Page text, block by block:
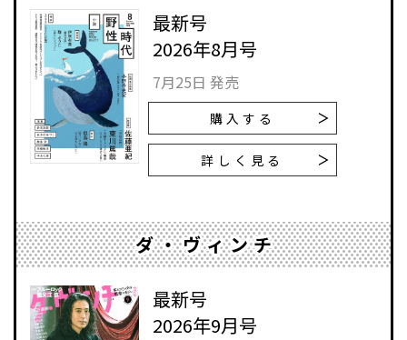
最新号
2026年8月号
7月25日 発売
購入する
詳しく見る
ダ・ヴィンチ
最新号
2026年9月号